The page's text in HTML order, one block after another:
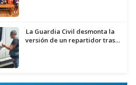
La Guardia Civil desmonta la
versión de un repartidor tras